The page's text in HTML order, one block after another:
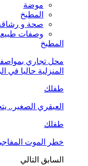
موضة
المطبخ
صحة و
وصفات
المطبخ
محل تجاري
المنزلية حاليا في
طفلك
العبقري الصغير.. يتحدث 7 لغات في
طفلك
خطر الموت
السابق التالي